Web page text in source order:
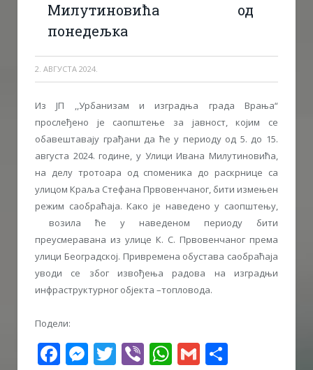
Милутиновића од
понедељка
2. АВГУСТА 2024.
Из ЈП ,,Урбанизам и изградња града Врања“
прослеђено је саопштење за јавност, којим се
обавештавају грађани да ће у периоду од 5. до 15.
августа 2024. године, у Улици Ивана Милутиновића,
на делу тротоара од споменика до раскрнице са
улицом Краља Стефана Првовенчаног, бити измењен
режим саобраћаја. Како је наведено у саопштењу,
возила ће у наведеном периоду бити
преусмеравана из улице К. С. Првовенчаног према
улици Београдској. Привремена обустава саобраћаја
уводи се због извођења радова на изградњи
инфраструктурног објекта –топловода.
Подели:
Facebook
Messenger
Twitter
ViberWhatsApp
Gmail